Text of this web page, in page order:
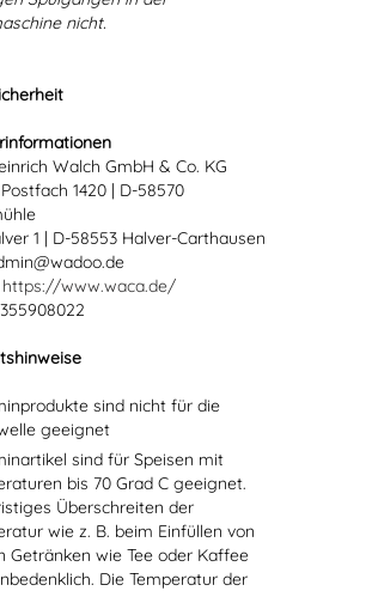
nicht.
Walch GmbH & Co. KG
1420 | D-58570
1 | D-58553 Halver-Carthausen
https://www.waca.de/
sind nicht für die
geeignet
sind für Speisen mit
bis 70 Grad C geeignet.
Überschreiten der
wie z. B. beim Einfüllen von
Getränken wie Tee oder Kaffee
Die Temperatur der